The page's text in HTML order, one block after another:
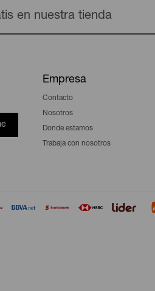
en nuestra tienda
Empresa
Contacto
Nosotros
Donde estamos
Trabaja con nosotros